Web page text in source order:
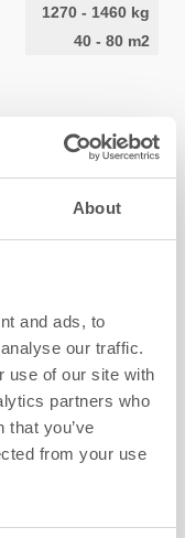
About
and ads, to
our traffic.
use of our site with
partners who
that you’ve
from your use
1270 - 1460 kg
40 - 80 m2